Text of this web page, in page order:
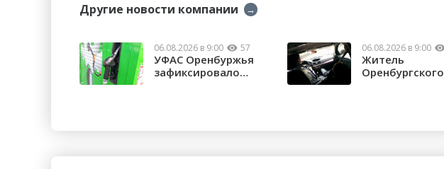
Другие новости компании →
06.08.2026 в 9:00 57
УФАС Оренбуржья
зафиксировало
06.08.2026 в 9:00
Житель
Оренбургского